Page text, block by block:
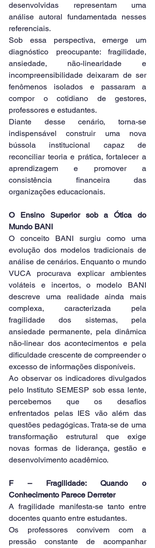
desenvolvidas representam uma
análise autoral fundamentada nesses
referenciais.
Sob essa perspectiva, emerge um
diagnóstico preocupante: fragilidade,
ansiedade, não-linearidade e
incompreensibilidade deixaram de ser
fenômenos isolados e passaram a
compor o cotidiano de gestores,
professores e estudantes.
Diante desse cenário, torna-se
indispensável construir uma nova
bússola institucional capaz de
reconciliar teoria e prática, fortalecer a
aprendizagem e promover a
consistência financeira das
organizações educacionais.
O Ensino Superior sob a Ótica do
Mundo BANI
O conceito BANI surgiu como uma
evolução dos modelos tradicionais de
análise de cenários. Enquanto o mundo
VUCA procurava explicar ambientes
voláteis e incertos, o modelo BANI
descreve uma realidade ainda mais
complexa, caracterizada pela
fragilidade dos sistemas, pela
ansiedade permanente, pela dinâmica
não-linear dos acontecimentos e pela
dificuldade crescente de compreender o
excesso de informações disponíveis.
Ao observar os indicadores divulgados
pelo Instituto SEMESP sob essa lente,
percebemos que os desafios
enfrentados pelas IES vão além das
questões pedagógicas. Trata-se de uma
transformação estrutural que exige
novas formas de liderança, gestão e
desenvolvimento acadêmico.
F – Fragilidade: Quando o
Conhecimento Parece Derreter
A fragilidade manifesta-se tanto entre
docentes quanto entre estudantes.
Os professores convivem com a
pressão constante de acompanhar